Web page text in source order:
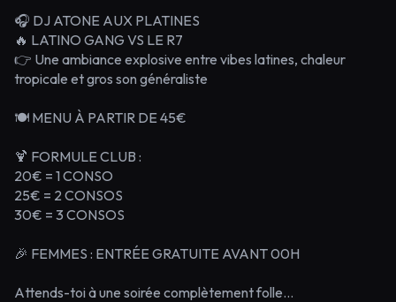
🎧 DJ ATONE AUX PLATINES
🔥 LATINO GANG VS LE R7
👉 Une ambiance explosive entre vibes latines, chaleur
tropicale et gros son généraliste
🍽️ MENU À PARTIR DE 45€
🍹 FORMULE CLUB :
20€ = 1 CONSO
25€ = 2 CONSOS
30€ = 3 CONSOS
🎉 FEMMES : ENTRÉE GRATUITE AVANT 00H
Attends-toi à une soirée complètement folle…